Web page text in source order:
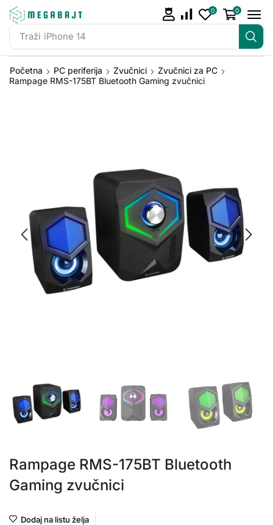
Traži iPhone 14
0 0
Početna PC periferija Zvučnici
Zvučnici za PC
Rampage RMS-175BT Bluetooth Gaming zvučnici
Rampage RMS-175BT Bluetooth
Gaming zvučnici
Dodaj na listu želja